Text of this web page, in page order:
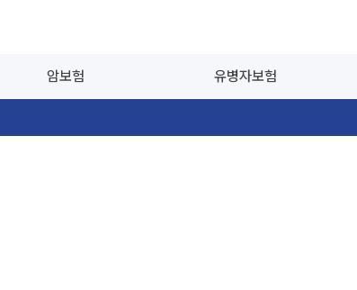
암보험 유병자보험